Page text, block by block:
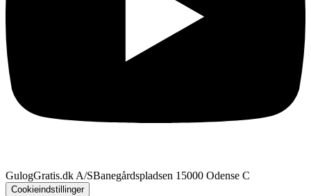
GulogGratis.dk A/SBanegårdspladsen 1 5000 Odense C
Cookieindstillinger